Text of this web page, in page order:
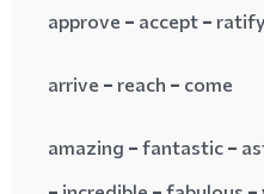
approve = accept =
arrive = reach = come
amazing = fantastic =